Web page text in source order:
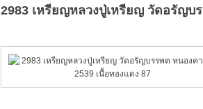
2983 เหรียญหลวงปู่เหรียญ วัดอรัญบ